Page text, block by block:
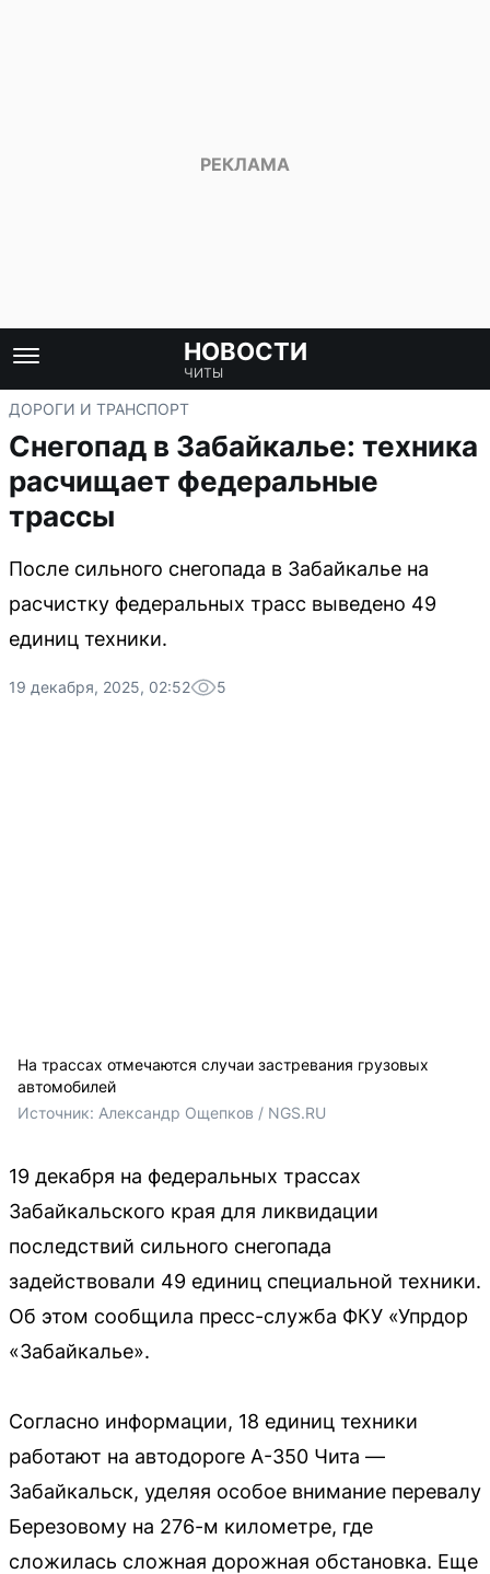
НОВОСТИ
ЧИТЫ
ДОРОГИ И ТРАНСПОРТ
Снегопад в Забайкалье: техника
расчищает федеральные
трассы
После сильного снегопада в Забайкалье на
расчистку федеральных трасс выведено 49
единиц техники.
19 декабря, 2025, 02:52 5
На трассах отмечаются случаи застревания грузовых
автомобилей
Источник: Александр Ощепков / NGS.RU
19 декабря на федеральных трассах
Забайкальского края для ликвидации
последствий сильного снегопада
задействовали 49 единиц специальной техники.
Об этом сообщила пресс-служба ФКУ «Упрдор
«Забайкалье».
Согласно информации, 18 единиц техники
работают на автодороге А-350 Чита —
Забайкальск, уделяя особое внимание перевалу
Березовому на 276-м километре, где
сложилась сложная дорожная обстановка. Еще